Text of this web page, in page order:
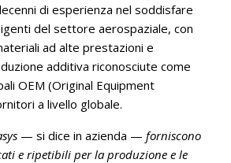
di esperienza nel soddisfare
del settore aerospaziale, con
ad alte prestazioni e
additiva riconosciute come
OEM (Original Equipment
a livello globale.
— si dice in azienda — forniscono
e ripetibili per la produzione e le